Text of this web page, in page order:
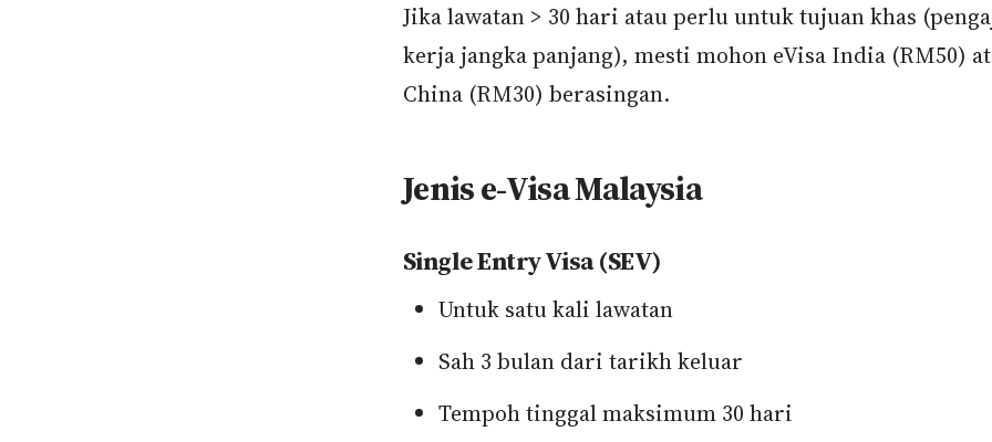
Jika lawatan > 30 hari atau perlu untuk tujuan khas
kerja jangka panjang), mesti mohon eVisa India (RM50)
China (RM30) berasingan.
Jenis e-Visa Malaysia
Single Entry Visa (SEV)
Untuk satu kali lawatan
Sah 3 bulan dari tarikh keluar
Tempoh tinggal maksimum 30 hari